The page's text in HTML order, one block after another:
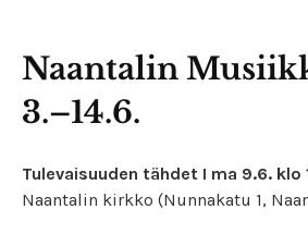
Naantalin
3.–14.6.
Tulevaisuuden tähdet I ma 9.6. klo
Naantalin kirkko (Nunnakatu 1,